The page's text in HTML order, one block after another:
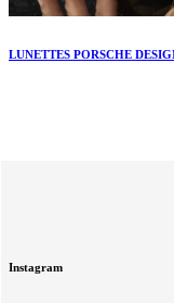
LUNETTES PORSCHE
Instagram